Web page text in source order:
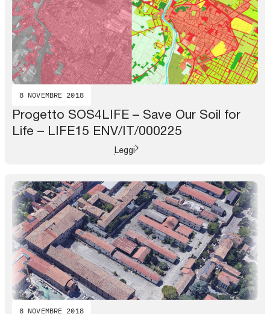
8 NOVEMBRE 2018
Progetto SOS4LIFE – Save Our Soil for
Life – LIFE15 ENV/IT/000225
Leggi
8 NOVEMBRE 2018